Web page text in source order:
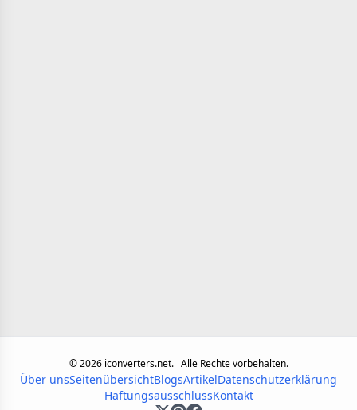
©2026iconverters.net. Alle Rechte vorbehalten.
Über unsSeitenübersichtBlogsArtikelDatenschutzerklärung
HaftungsausschlussKontakt